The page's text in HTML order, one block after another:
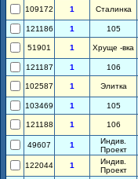
109172 1 Сталинка
121186 1 105
51901 1 Хруще -вка
121187 1 106
102587 1 Элитка
103469 1 105
121188 1 106
49607 1
Индив.
Проект
122044 1
Индив.
Проект